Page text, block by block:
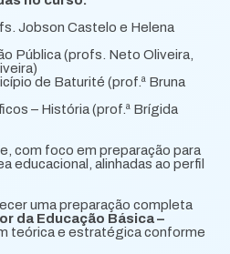
Jobson Castelo e Helena
Pública (profs. Neto Oliveira,
de Baturité (prof.ª Bruna
– História (prof.ª Brígida
com foco em preparação para
educacional, alinhadas ao perfil
uma preparação completa
da Educação Básica –
teórica e estratégica conforme